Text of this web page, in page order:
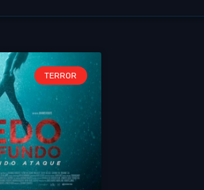
TERROR